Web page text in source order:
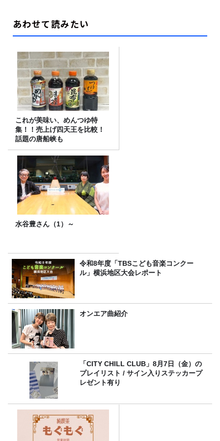
あわせて読みたい
これが美味い、めんつゆ特
集！！売上げ四天王を比較！
話題の唐船峡も
水谷豊さん（1）～
令和8年度「TBSこども音楽コンクー
ル」横浜地区大会レポート
オンエア曲紹介
「CITY CHILL CLUB」8月7日（金）の
プレイリスト / サイン入りステッカープ
レゼント有り